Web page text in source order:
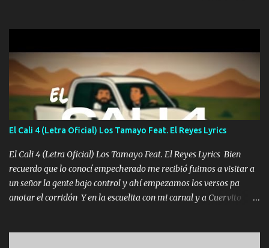
coronamos Se jala los marciales Y sus guitarras ya van sonando
Un gallardo me prendo Para agarrar el vuelo y la mente y
tranquilizando Tomense un buen trago Y así es como empezamos
los versos que voy cantando (Music) A vido alta y bajas La carreta
se atora Pero nunca le aflojamos Ya me han pasado cosas Y
aunque ustedes no sepan Pero la vida es muy corta Hay que
echarle chingazos Y seguir trabajando porque nada es...
El Cali 4 (Letra Oficial) Los Tamayo Feat. El Reyes Lyrics
El Cali 4 (Letra Oficial) Los Tamayo Feat. El Reyes Lyrics Bien
recuerdo que lo conocí empecherado me recibió fuimos a visitar a
un señor la gente bajo control y ahí empezamos los versos pa
anotar el corridón Y en la escuelita con mi carnal y a Cuervito